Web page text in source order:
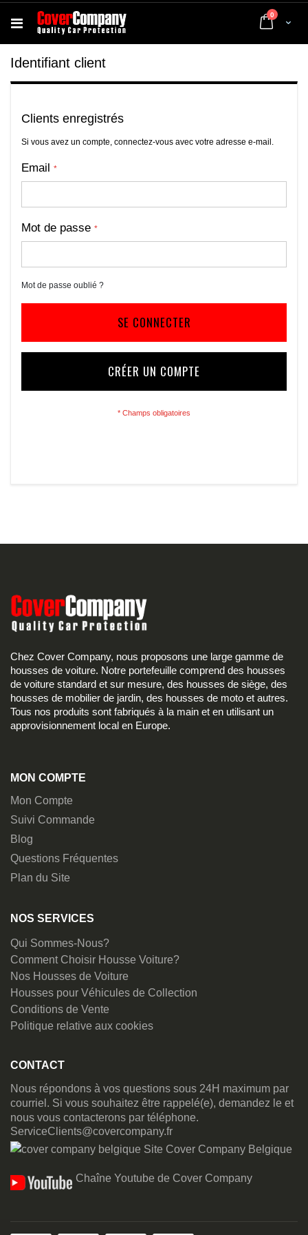
Cart
0 articles
Identifiant client
Clients enregistrés
Si vous avez un compte, connectez-vous avec votre adresse e-mail.
Email
Mot de passe
Mot de passe oublié ?
SE CONNECTER
CRÉER UN COMPTE
Chez Cover Company, nous proposons une large gamme de
housses de voiture. Notre portefeuille comprend des housses
de voiture standard et sur mesure, des housses de siège, des
housses de mobilier de jardin, des housses de moto et autres.
Tous nos produits sont fabriqués à la main et en utilisant un
approvisionnement local en Europe.
MON COMPTE
Mon Compte
Suivi Commande
Blog
Questions Fréquentes
Plan du Site
NOS SERVICES
Qui Sommes-Nous?
Comment Choisir Housse Voiture?
Nos Housses de Voiture
Housses pour Véhicules de Collection
Conditions de Vente
Politique relative aux cookies
CONTACT
Nous répondons à vos questions sous 24H maximum par
courriel. Si vous souhaitez être rappelé(e), demandez le et
nous vous contacterons par téléphone.
ServiceClients@covercompany.fr
Site Cover Company Belgique
Chaîne Youtube de Cover Company